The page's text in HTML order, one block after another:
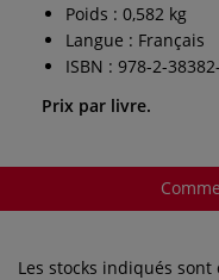
Poids : 0,582 kg
Langue : Français
ISBN : 978-2-
Prix par livre.
Les stocks indiqués